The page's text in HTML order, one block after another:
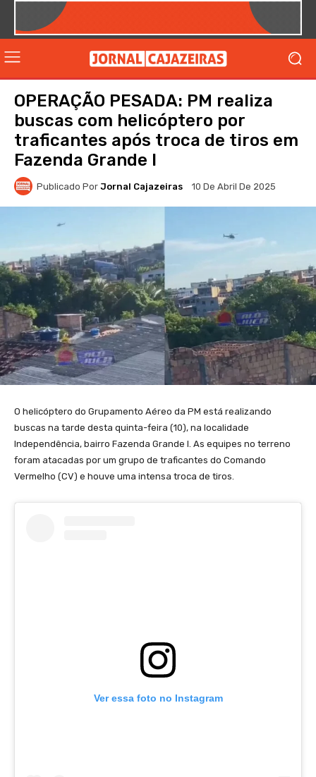
OPERAÇÃO PESADA: PM realiza
buscas com helicóptero por
traficantes após troca de tiros em
Fazenda Grande I
Publicado Por Jornal Cajazeiras 10 De Abril De 2025
O helicóptero do Grupamento Aéreo da PM está realizando
buscas na tarde desta quinta-feira (10), na localidade
Independência, bairro Fazenda Grande I. As equipes no terreno
foram atacadas por um grupo de traficantes do Comando
Vermelho (CV) e houve uma intensa troca de tiros.
Ver essa foto no Instagram